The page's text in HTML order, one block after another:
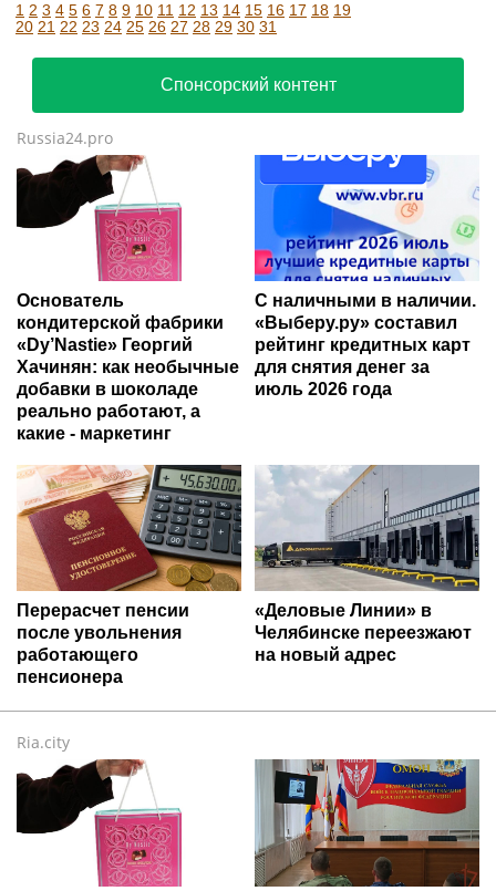
1 2 3 4 5 6 7 8 9 10 11 12 13 14 15 16 17 18 19
20 21 22 23 24 25 26 27 28 29 30 31
Спонсорский контент
Russia24.pro
Основатель
кондитерской фабрики
«Dy’Nastie» Георгий
Хачинян: как необычные
добавки в шоколаде
реально работают, а
какие - маркетинг
С наличными в наличии.
«Выберу.ру» составил
рейтинг кредитных карт
для снятия денег за
июль 2026 года
Перерасчет пенсии
после увольнения
работающего
пенсионера
«Деловые Линии» в
Челябинске переезжают
на новый адрес
Ria.city